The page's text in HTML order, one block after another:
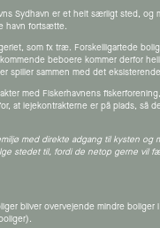
Sydhavn er et helt særligt sted, og
havn fortsætte.
som fx træ. Forskelligartede
beboere kommer derfor
spiller sammen med det
med Fiskerhavnens
at lejekontrakterne er på plads, så
med direkte adgang til kysten og
stedet til, fordi de netop gerne vil
bliver overvejende mindre boliger